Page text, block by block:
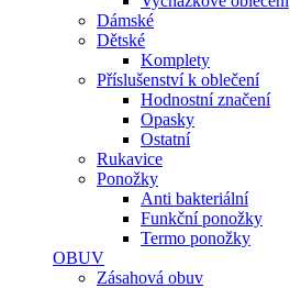
Dámské
Dětské
Komplety
Příslušenství k oblečení
Hodnostní značení
Opasky
Ostatní
Rukavice
Ponožky
Anti bakteriální
Funkční ponožky
Termo ponožky
OBUV
Zásahová obuv